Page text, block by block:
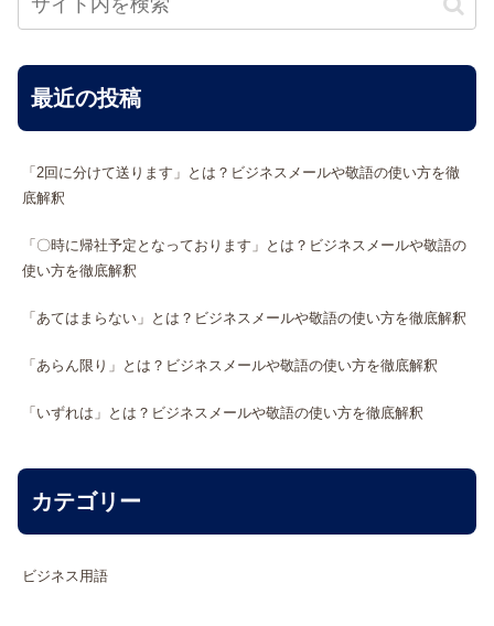
最近の投稿
「2回に分けて送ります」とは？ビジネスメールや敬語の使い方を徹
底解釈
「〇時に帰社予定となっております」とは？ビジネスメールや敬語の
使い方を徹底解釈
「あてはまらない」とは？ビジネスメールや敬語の使い方を徹底解釈
「あらん限り」とは？ビジネスメールや敬語の使い方を徹底解釈
「いずれは」とは？ビジネスメールや敬語の使い方を徹底解釈
カテゴリー
ビジネス用語